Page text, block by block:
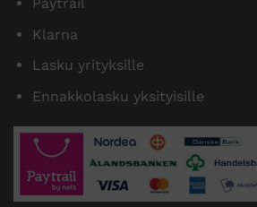
Klarna
Lasku yrityksille
Ennakkolasku yksityisille